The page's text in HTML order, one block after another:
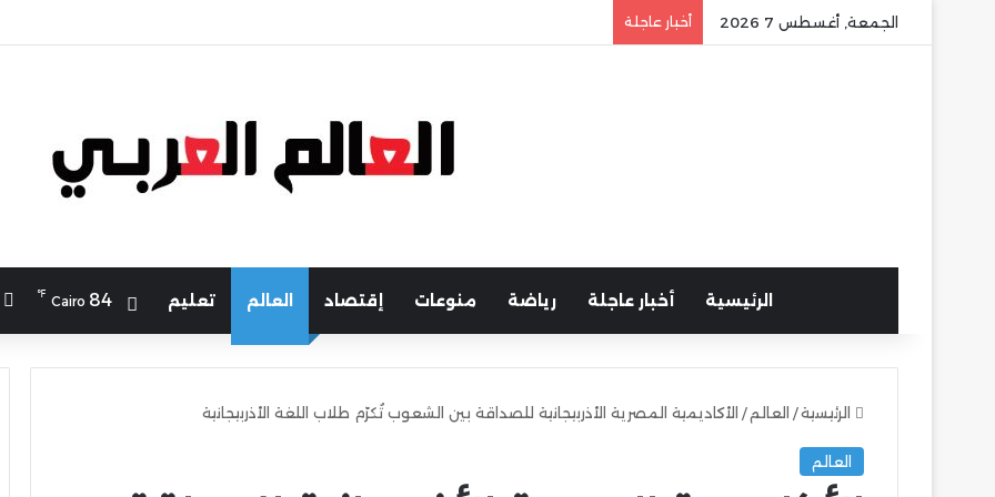
الجمعة, أغسطس 7 2026 أخبار عاجلة
الرئيسية أخبار عاجلة رياضة منوعات إقتصاد العالم تعليم Cairo 84
℉
الرئيسية/ العالم / الأكاديمية المصرية الأذربيجانية للصداقة بين الشعوب تُكرّم طلاب اللغة الأذربيجانية
العالم